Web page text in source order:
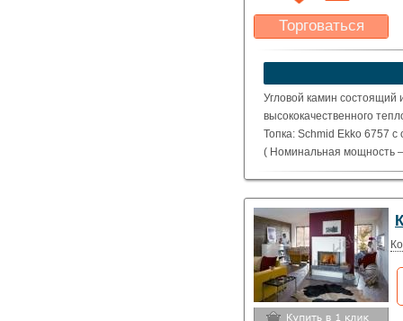
Торговаться
Какая цена Вас
устроит?
Указать цену
Угловой камин состоящий
высококачественного
Топка: Schmid Ekko 6757
( Номинальная мощность